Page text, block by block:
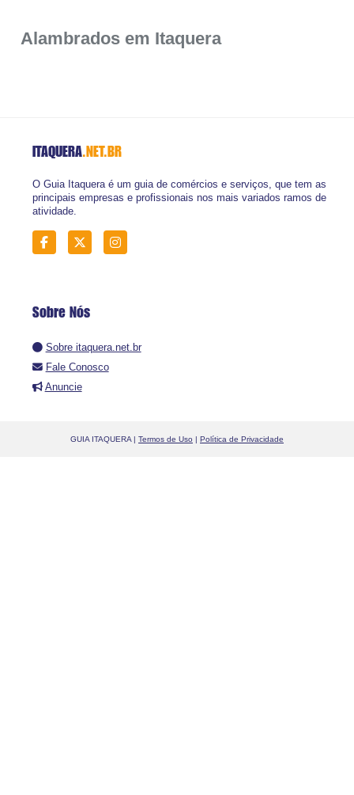
Alambrados em Itaquera
ITAQUERA.NET.BR
O Guia Itaquera é um guia de comércios e serviços, que tem as
principais empresas e profissionais nos mais variados ramos de
atividade.
Sobre Nós
Sobre itaquera.net.br
Fale Conosco
Anuncie
GUIA ITAQUERA | Termos de Uso | Política de Privacidade